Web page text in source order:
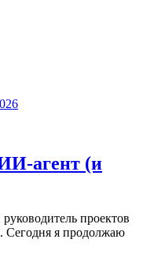
(и
проектов
Сегодня я продолжаю